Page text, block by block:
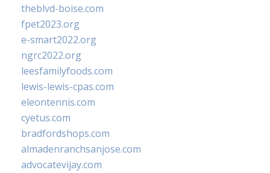
theblvd-boise.com
fpet2023.org
e-smart2022.org
ngrc2022.org
leesfamilyfoods.com
lewis-lewis-cpas.com
eleontennis.com
cyetus.com
bradfordshops.com
almadenranchsanjose.com
advocatevijay.com